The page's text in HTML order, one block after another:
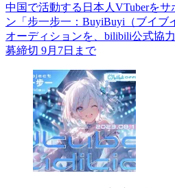
中国で活動する日本人VTuberを
ン「步一步一：BuyiBuyi（ブイブ
オーディションを、bilibili公式協
募締切 9月7日まで